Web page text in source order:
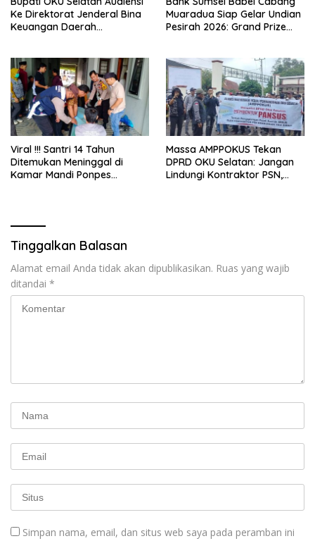
Ke Direktorat Jenderal Bina
Keuangan Daerah
Muaradua Siap Gelar Undian
Pesirah 2026: Grand Prize
Viral !!! Santri 14 Tahun
Ditemukan Meninggal di
Kamar Mandi Ponpes
Massa AMPPOKUS Tekan
DPRD OKU Selatan: Jangan
Lindungi Kontraktor PSN,
Tinggalkan Balasan
Alamat email Anda tidak akan dipublikasikan. Ruas yang wajib
ditandai *
Simpan nama, email, dan situs web saya pada peramban ini